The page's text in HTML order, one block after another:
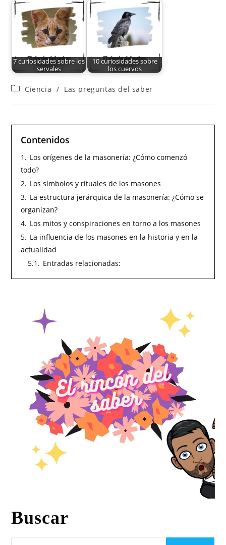
7 curiosidades sobre los
servales
10 curiosidades sobre
los cuervos
Ciencia / Las preguntas del saber
Contenidos
1. Los orígenes de la masonería: ¿Cómo comenzó
todo?
2. Los símbolos y rituales de los masones
3. La estructura jerárquica de la masonería: ¿Cómo se
organizan?
4. Los mitos y conspiraciones en torno a los masones
5. La influencia de los masones en la historia y en la
actualidad
5.1. Entradas relacionadas:
Buscar